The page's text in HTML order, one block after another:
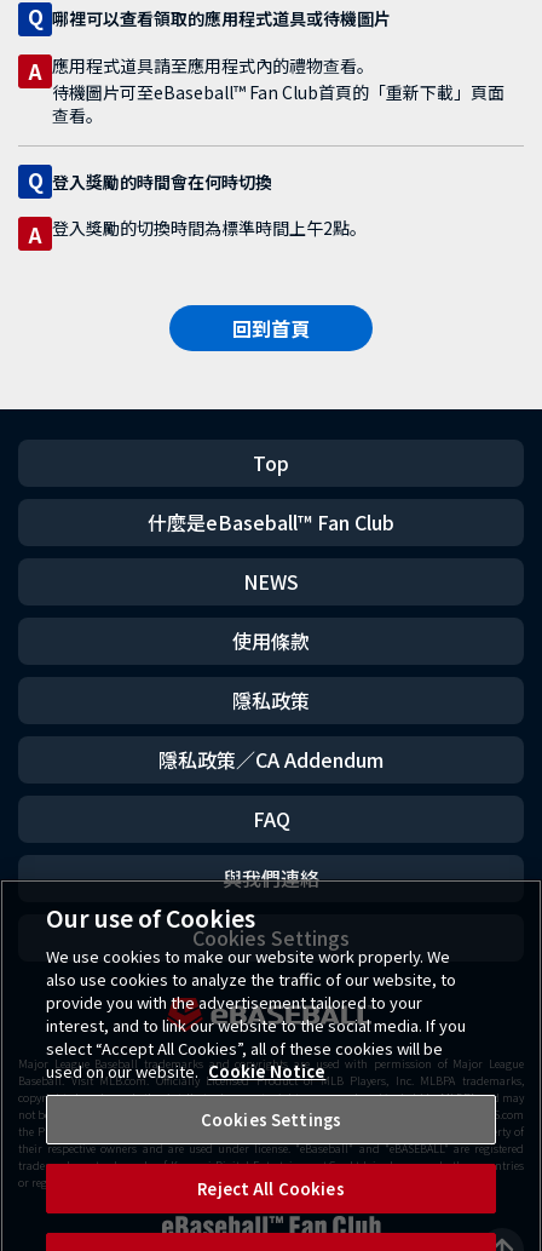
Q 哪裡可以查看領取的應用程式道具或待機圖片
A 應用程式道具請至應用程式內的禮物查看。
待機圖片可至eBaseball™ Fan Club首頁的「重新下載」頁面
查看。
Q 登入獎勵的時間會在何時切換
A 登入獎勵的切換時間為標準時間上午2點。
回到首頁
Top
什麼是eBaseball™ Fan Club
NEWS
使用條款
隱私政策
隱私政策／CA Addendum
FAQ
與我們連絡
Cookies Settings
Major League Baseball trademarks and copyrights are used with permission of Major League
Baseball. Visit MLB.com. Officially Licensed Product of MLB Players, Inc. MLBPA trademarks,
copyrighted works and other intellectual property rights are owned and/or held by MLBPA and may
not be used withou t the written consent of MLBPA or MLB Players, Inc. Visit www.MLBPLAYERS.com
the Players Choice on the web. Getty Images All other copyrights or trademarks are the property of
their respective owners and are used under license. "eBaseball" and "eBASEBALL" are registered
trademarks or trademarks of Konami Digital Entertainment Co., Ltd. in Japan and other countries
or regions.
Our use of Cookies
We use cookies to make our website work properly. We
also use cookies to analyze the traffic of our website, to
provide you with the advertisement tailored to your
interest, and to link our website to the social media. If you
select “Accept All Cookies”, all of these cookies will be
used on our website. Cookie Notice
Cookies Settings
Reject All Cookies